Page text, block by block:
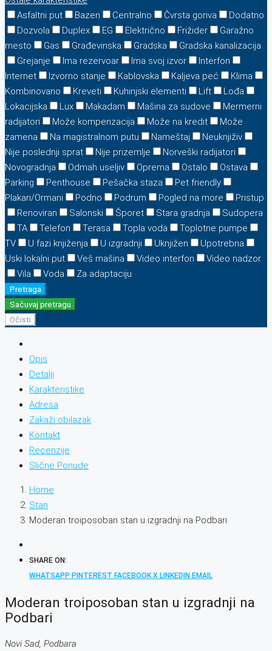
Asfaltni put
Bazen Centralno Čvrsta goriva
Dodatno
Dozvola
Duplex EG Električno Frižider
Garažno
mesto
Gas Građevinska Gradska
Gradska kanalizacija
Grejanje
Ima rezervoar Ima svoj izvor
Interfon
Internet
Izvorno stanje Kablovska Kaljeva peć
Klima
Kombinovano
Kreveti Kuhinjski elementi Lift
Lođa
Lokacijska
Lux Makadam Mašina za sudove
Mermerni
radijatori
Može kompenzacija Može na kredit
Može
zamena
Na magistralnom putu Nameštaj
Neuknjiživ
Nije poslednji sprat
Nije prizemlje
Norveški radijatori
Novogradnja
Odmah useljiv Oprema Ostalo
Ostava
Parking
Penthouse Pešačka staza
Pet friendly
Plakari/Ormani
Podno Podrum Pogled na more
Pristup
Renoviran
Salonski Šporet Stara gradnja
Sudopera
TA
Telefon Terasa Topla voda
Toplotne pumpe
TV
U fazi knjiženja U izgradnji Uknjižen
Upotrebna
Uski lokalni put
Veš mašina Video interfon
Video nadzor
Vila
Voda Za adaptaciju
Pretraga
Sačuvaj pretragu
Očisti
Opis
Detalji
Karakteristike
Adresa
Zakaži obilazak
Kontakt
Recenzije
Slične Ponude
Home
Stan
Moderan troiposoban stan u izgradnji na Podbari
SHARE ON:
WHATSAPP PINTEREST FACEBOOK X LINKEDIN EMAIL
Moderan troiposoban stan u izgradnji na
Podbari
Novi Sad, Podbara